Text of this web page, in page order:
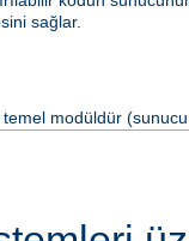
sağlar.
modüldür